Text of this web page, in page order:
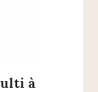
à